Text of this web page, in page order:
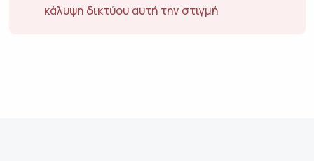
κάλυψη δικτύου αυτή την στιγμή